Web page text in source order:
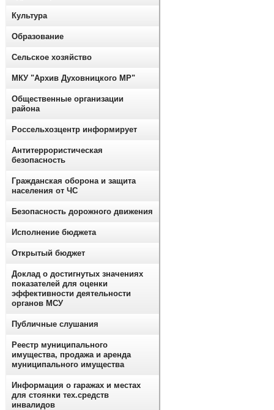
Культура
Образование
Сельское хозяйство
МКУ "Архив Духовницкого МР"
Общественные организации
района
Россельхозцентр информирует
Антитеррористическая
безопасность
Гражданская оборона и защита
населения от ЧС
Безопасность дорожного движения
Исполнение бюджета
Открытый бюджет
Доклад о достигнутых значениях
показателей для оценки
эффективности деятельности
органов МСУ
Публичные слушания
Реестр муниципального
имущества, продажа и аренда
муниципального имущества
Информация о гаражах и местах
для стоянки тех.средств
инвалидов